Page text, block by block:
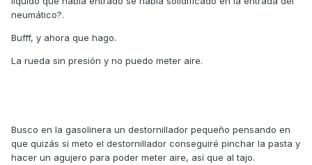
neumático?.
Bufff, y ahora que hago.
La rueda sin presión y no puedo meter aire.
Busco en la gasolinera un destornillador pequeño pensando en
que quizás si meto el destornillador conseguiré pinchar la pasta y
hacer un agujero para poder meter aire, así que al tajo.